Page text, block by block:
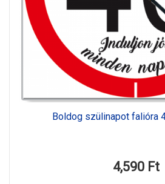
Boldog szülinapot falióra
4,590 Ft